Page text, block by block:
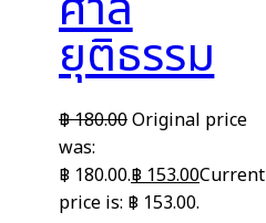
ยุติธรรม
฿180.00Original price
was:
฿ 180.00.฿ 153.00Current
price is: ฿ 153.00.